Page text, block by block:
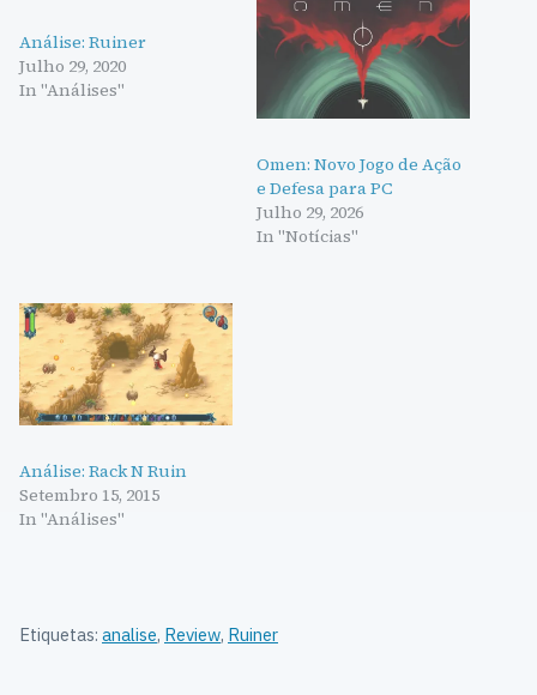
Análise: Ruiner
Julho 29, 2020
In "Análises"
Omen: Novo Jogo de Ação
e Defesa para PC
Julho 29, 2026
In "Notícias"
Análise: Rack N Ruin
Setembro 15, 2015
In "Análises"
Etiquetas: analise, Review, Ruiner